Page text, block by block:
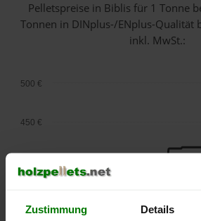
Zustimmung Details
Pelletspreise in Biblis für 1 Tonne
Tonnen in DINplus-/ENplus-Qualität
inkl. MwSt.:
450 €
500 €